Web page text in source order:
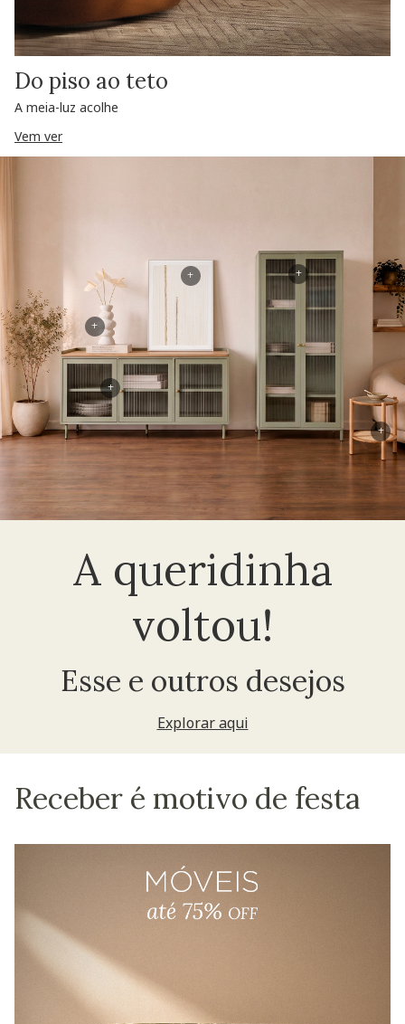
Do piso ao teto
A meia-luz acolhe
Vem ver
A queridinha
voltou!
Esse e outros desejos
Explorar aqui
+
+
+
+
+
Receber é motivo de festa